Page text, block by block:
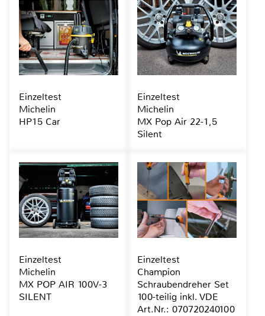
Einzeltest
Michelin
HP15 Car
Einzeltest
Michelin
MX Pop Air 22-1,5
Silent
Einzeltest
Michelin
MX POP AIR 100V-3
SILENT
Einzeltest
Champion
Schraubendreher Set
100-teilig inkl. VDE
Art.Nr.: 070720240100